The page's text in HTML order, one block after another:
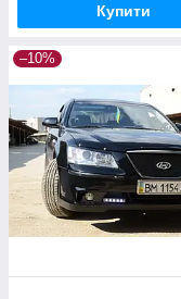
Купити
–10%